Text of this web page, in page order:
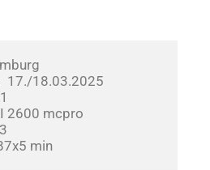
17./18.03.2025
2600 mcpro
min